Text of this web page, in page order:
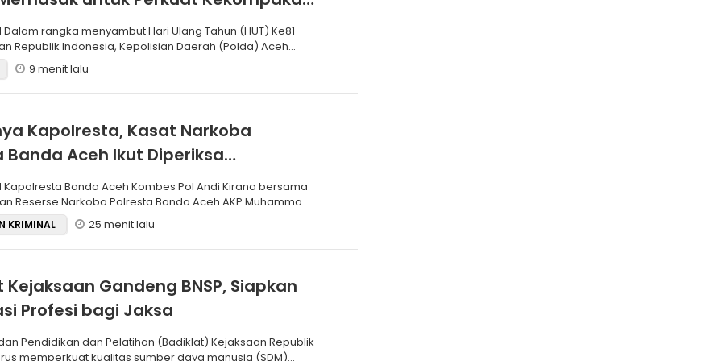
Republik Indonesia, Kepolisian Daerah (Polda) Aceh
9 menit lalu
Kapolresta, Kasat Narkoba
Banda Aceh Ikut Diperiksa
Mabes Polri
Reserse Narkoba Polresta Banda Aceh AKP Muhammad
KRIMINAL 25 menit lalu
Gandeng BNSP, Siapkan
Profesi bagi Jaksa
memperkuat kualitas sumber daya manusia (SDM)